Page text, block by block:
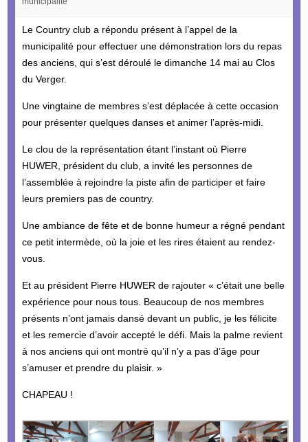
Le Country club a répondu présent à l’appel de la
municipalité pour effectuer une démonstration lors du repas
des anciens, qui s’est déroulé le dimanche 14 mai au Clos
du Verger.
Une vingtaine de membres s’est déplacée à cette occasion
pour présenter quelques danses et animer l’après-midi.
Le clou de la représentation étant l’instant où Pierre
HUWER, président du club, a invité les personnes de
l’assemblée à rejoindre la piste afin de participer et faire
leurs premiers pas de country.
Une ambiance de fête et de bonne humeur a régné pendant
ce petit intermède, où la joie et les rires étaient au rendez-
vous.
Et au président Pierre HUWER de rajouter « c’était une belle
expérience pour nous tous. Beaucoup de nos membres
présents n’ont jamais dansé devant un public, je les félicite
et les remercie d’avoir accepté le défi. Mais la palme revient
à nos anciens qui ont montré qu’il n’y a pas d’âge pour
s’amuser et prendre du plaisir. »
CHAPEAU !